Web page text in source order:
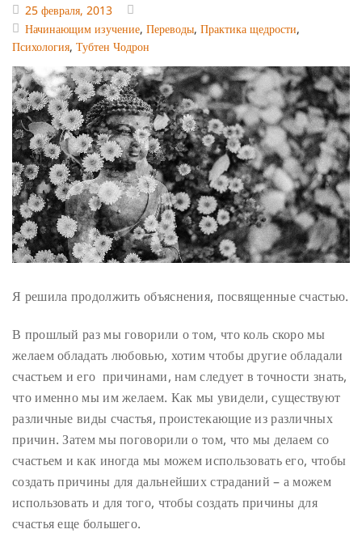
25 февраля, 2013
Начинающим изучение, Переводы, Практика щедрости,
Психология, Тубтен Чодрон
Я решила продолжить объяснения, посвященные счастью.
В прошлый раз мы говорили о том, что коль скоро мы
желаем обладать любовью, хотим чтобы другие обладали
счастьем и его причинами, нам следует в точности знать,
что именно мы им желаем. Как мы увидели, существуют
различные виды счастья, проистекающие из различных
причин. Затем мы поговорили о том, что мы делаем со
счастьем и как иногда мы можем использовать его, чтобы
создать причины для дальнейших страданий – а можем
использовать и для того, чтобы создать причины для
счастья еще большего.